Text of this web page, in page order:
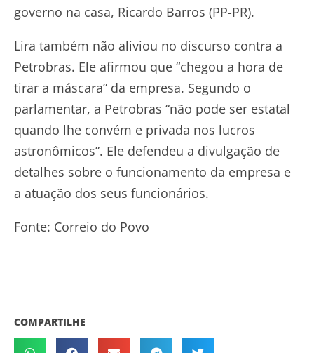
governo na casa, Ricardo Barros (PP-PR).
Lira também não aliviou no discurso contra a
Petrobras. Ele afirmou que “chegou a hora de
tirar a máscara” da empresa. Segundo o
parlamentar, a Petrobras “não pode ser estatal
quando lhe convém e privada nos lucros
astronômicos”. Ele defendeu a divulgação de
detalhes sobre o funcionamento da empresa e
a atuação dos seus funcionários.
Fonte: Correio do Povo
COMPARTILHE